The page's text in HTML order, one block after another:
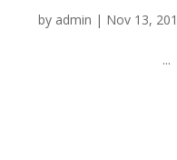
by admin | Nov 13,
...